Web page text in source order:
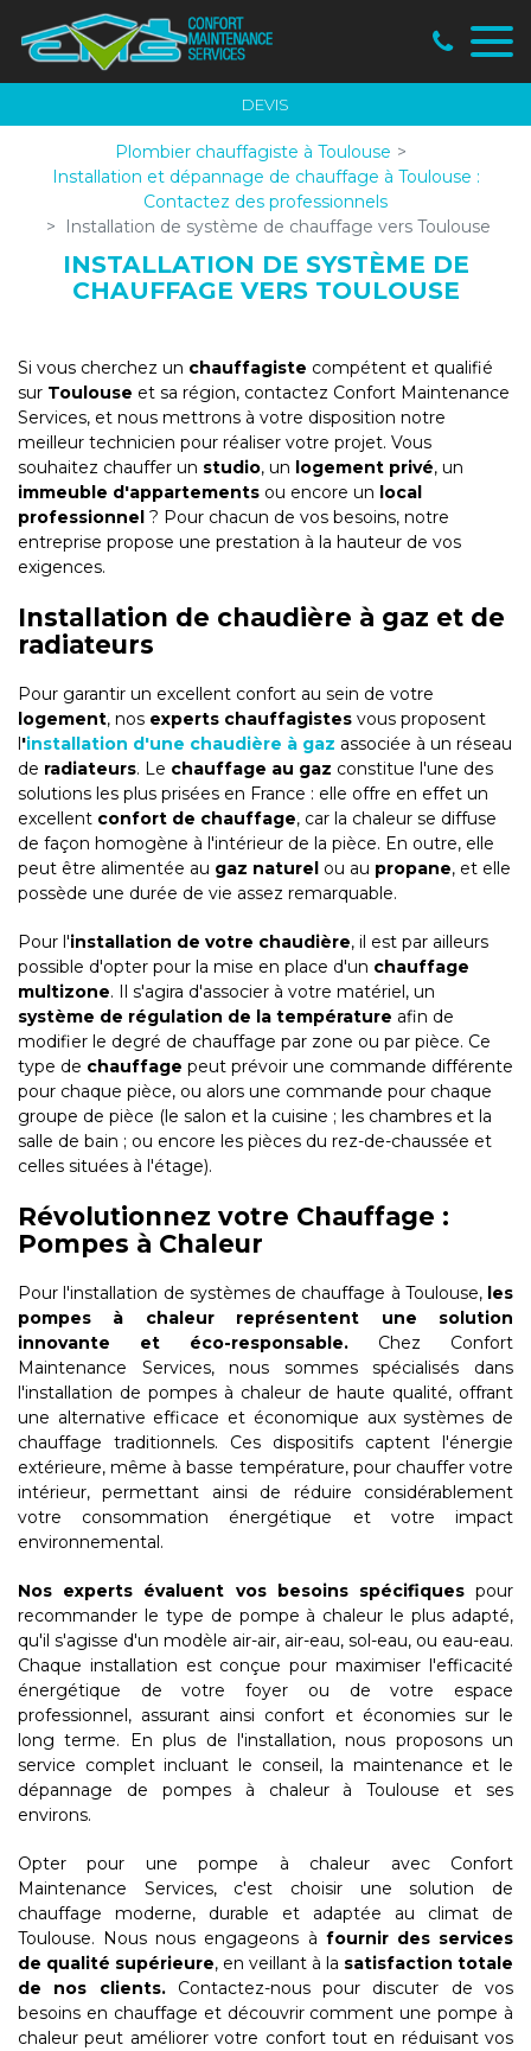
DEVIS
Plombier chauffagiste à Toulouse
Installation et dépannage de chauffage à Toulouse :
Contactez des professionnels
Installation de système de chauffage vers Toulouse
INSTALLATION DE SYSTÈME DE
CHAUFFAGE VERS TOULOUSE
Si vous cherchez un chauffagiste compétent et qualifié
sur Toulouse et sa région, contactez Confort Maintenance
Services, et nous mettrons à votre disposition notre
meilleur technicien pour réaliser votre projet. Vous
souhaitez chauffer un studio, un logement privé, un
immeuble d'appartements ou encore un local
professionnel ? Pour chacun de vos besoins, notre
entreprise propose une prestation à la hauteur de vos
exigences.
Installation de chaudière à gaz et de
radiateurs
Pour garantir un excellent confort au sein de votre
logement, nos experts chauffagistes vous proposent
l'installation d'une chaudière à gaz associée à un réseau
de radiateurs. Le chauffage au gaz constitue l'une des
solutions les plus prisées en France : elle offre en effet un
excellent confort de chauffage, car la chaleur se diffuse
de façon homogène à l'intérieur de la pièce. En outre, elle
peut être alimentée au gaz naturel ou au propane, et elle
possède une durée de vie assez remarquable.
Pour l'installation de votre chaudière, il est par ailleurs
possible d'opter pour la mise en place d'un chauffage
multizone. Il s'agira d'associer à votre matériel, un
système de régulation de la température afin de
modifier le degré de chauffage par zone ou par pièce. Ce
type de chauffage peut prévoir une commande différente
pour chaque pièce, ou alors une commande pour chaque
groupe de pièce (le salon et la cuisine ; les chambres et la
salle de bain ; ou encore les pièces du rez-de-chaussée et
celles situées à l'étage).
Révolutionnez votre Chauffage :
Pompes à Chaleur
Pour l'installation de systèmes de chauffage à Toulouse, les
pompes à chaleur représentent une solution
innovante et éco-responsable. Chez Confort
Maintenance Services, nous sommes spécialisés dans
l'installation de pompes à chaleur de haute qualité, offrant
une alternative efficace et économique aux systèmes de
chauffage traditionnels. Ces dispositifs captent l'énergie
extérieure, même à basse température, pour chauffer votre
intérieur, permettant ainsi de réduire considérablement
votre consommation énergétique et votre impact
environnemental.
Nos experts évaluent vos besoins spécifiquespour
recommander le type de pompe à chaleur le plus adapté,
qu'il s'agisse d'un modèle air-air, air-eau, sol-eau, ou eau-eau.
Chaque installation est conçue pour maximiser l'efficacité
énergétique de votre foyer ou de votre espace
professionnel, assurant ainsi confort et économies sur le
long terme. En plus de l'installation, nous proposons un
service complet incluant le conseil, la maintenance et le
dépannage de pompes à chaleur à Toulouse et ses
environs.
Opter pour une pompe à chaleur avec Confort
Maintenance Services, c'est choisir une solution de
chauffage moderne, durable et adaptée au climat de
Toulouse. Nous nous engageons à fournir des services
de qualité supérieure, en veillant à la satisfaction totale
de nos clients. Contactez-nous pour discuter de vos
besoins en chauffage et découvrir comment une pompe à
chaleur peut améliorer votre confort tout en réduisant vos
Panneau de gestion des cookies